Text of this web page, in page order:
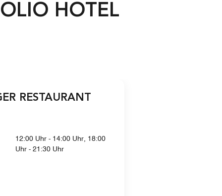
HOTEL
RESTAURANT
12:00 Uhr - 14:00 Uhr, 18:00
Uhr - 21:30 Uhr